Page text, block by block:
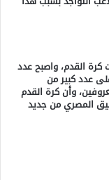
القدم، واصبح عدد
عدد كبير من
وأن كرة القدم
المصري من جديد